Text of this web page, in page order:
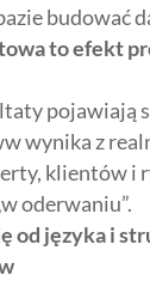
budować
to efekt
pojawiają
wynika z
klientów i
oderwaniu”.
od języka i